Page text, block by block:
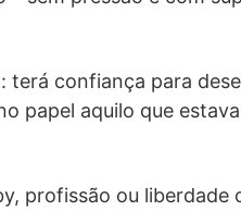
terá confiança para
papel aquilo que
profissão ou liberdade